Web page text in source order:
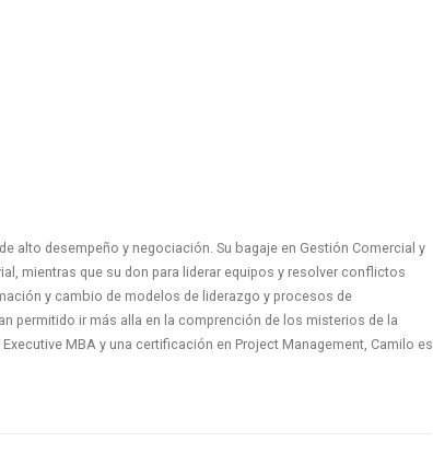
alto desempeño y negociación. Su bagaje en Gestión Comercial y
mientras que su don para liderar equipos y resolver conflictos
y cambio de modelos de liderazgo y procesos de
permitido ir más alla en la comprención de los misterios de la
MBA y una certificación en Project Management, Camilo es